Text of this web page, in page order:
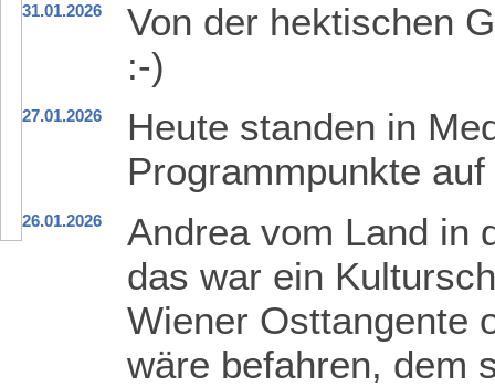
31.01.2026
Von der hektischen
:-)
27.01.2026
Heute standen in
Programmpunkte
26.01.2026
Andrea vom Land in
das war ein
Wiener Osttangente
wäre befahren, dem